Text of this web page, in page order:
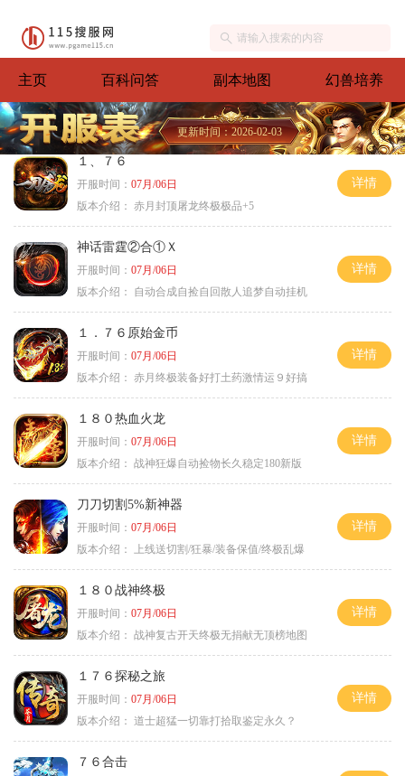
主页 百科问答 副本地图 幻兽培养
更新时间：2026-02-03
１、７６
开服时间： 07月/06日
版本介绍： 赤月封顶屠龙终极极品+5
详情
神话雷霆②合①Ｘ
开服时间： 07月/06日
版本介绍：
自动合成自捡自回散人追梦自动挂机
详情
１．７６原始金币
开服时间： 07月/06日
版本介绍： 赤月终极装备好打土药激情运９好搞
详情
１８０热血火龙
开服时间： 07月/06日
版本介绍： 战神狂爆自动捡物长久稳定180新版
详情
刀刀切割5%新神器
开服时间： 07月/06日
版本介绍：
上线送切割/狂暴/装备保值/终极乱爆
详情
１８０战神终极
开服时间： 07月/06日
版本介绍： 战神复古开天终极无捐献无顶榜地图
详情
１７６探秘之旅
开服时间： 07月/06日
版本介绍： 道士超猛一切靠打拾取鉴定永久？
详情
７６合击